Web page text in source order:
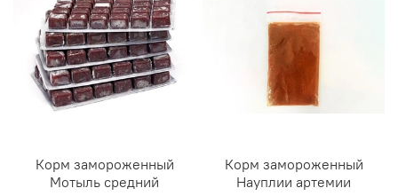
Корм замороженный
Мотыль средний
Корм замороженный
Науплии артемии